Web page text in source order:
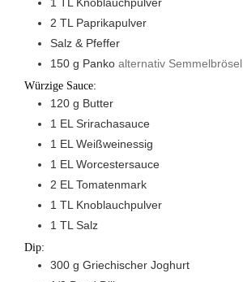
1 TL Knoblauchpulver
2 TL Paprikapulver
Salz & Pfeffer
150 g Panko alternativ Semmelbrösel
Würzige Sauce:
120 g Butter
1 EL Srirachasauce
1 EL Weißweinessig
1 EL Worcestersauce
2 EL Tomatenmark
1 TL Knoblauchpulver
1 TL Salz
Dip:
300 g Griechischer Joghurt